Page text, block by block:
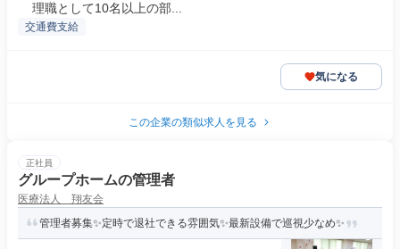
理職として10名以上の部...
交通費支給
気になる
この企業の類似求人を見る
正社員
グループホームの管理者
医療法人 翔友会
管理者募集✨定時で退社できる雰囲気✨最新設備で巡視少なめ✨